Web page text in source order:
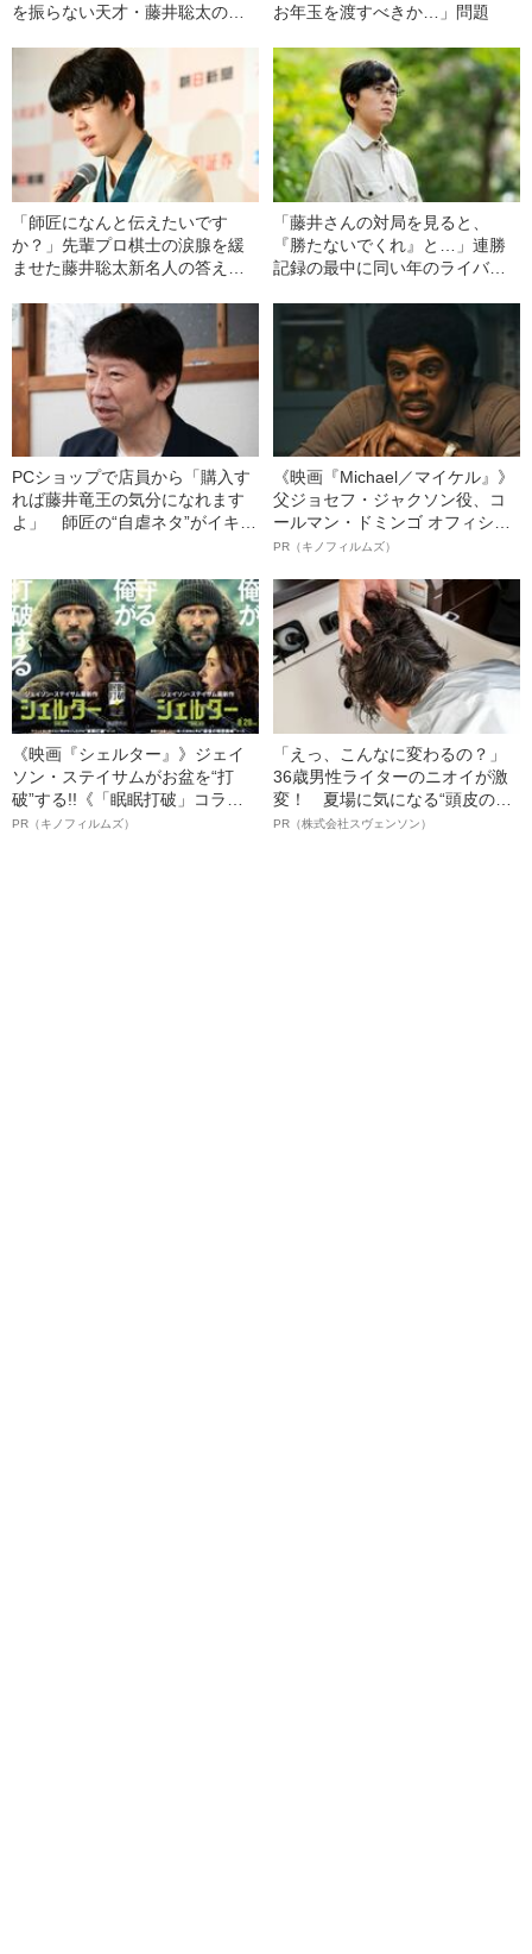
を振らない天才・藤井聡太の師
お年玉を渡すべきか…」問題
「師匠になんと伝えたいです
か？」先輩プロ棋士の涙腺を緩
ませた藤井聡太新名人の答えと
「藤井さんの対局を見ると、
『勝たないでくれ』と…」連勝
記録の最中に同い年のライバル
PCショップで店員から「購入す
れば藤井竜王の気分になれます
よ」 師匠の“自虐ネタ”がイキイ
《映画『Michael／マイケル』》
父ジョセフ・ジャクソン役、コ
ールマン・ドミンゴ オフィシャ
ルインタビュー“観客を魅了した
語る”《日本興収70億円突破》
PR（キノフィルムズ）
《映画『シェルター』》ジェイ
ソン・ステイサムがお盆を“打
破”する!!《「眠眠打破」コラ
ボ》
PR（キノフィルムズ）
「えっ、こんなに変わるの？」
36歳男性ライターのニオイが激
変！ 夏場に気になる“頭皮のニ
オイ”や“ベタつき”を解消す
PR（株式会社スヴェンソン）